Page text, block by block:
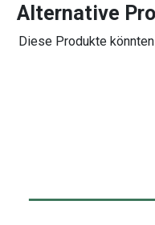
Alternative
Diese Produkte